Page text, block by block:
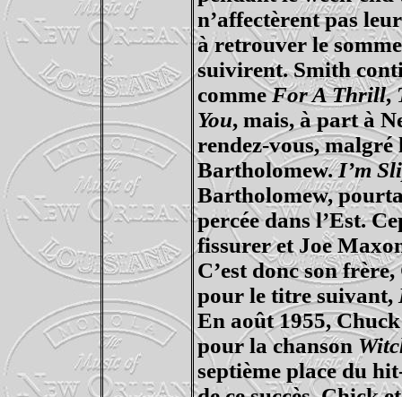
n’affectèrentpas
à retrouver le
suivirent. Smith
commeFor AThrill,
You, mais, à part à
rendez-vous,
Bartholomew.I’m
Bartholomew,
percée dans l’Est.
fissurer et Joe
C’est donc son
pour le titre suivant,
En août 1955,
pour la chanson
septième place du